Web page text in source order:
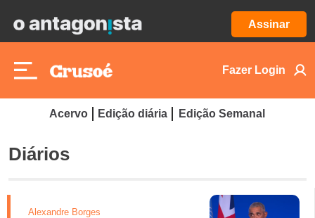
Assinar
Fazer Login
Acervo Edição diária Edição Semanal
Diários
Alexandre Borges